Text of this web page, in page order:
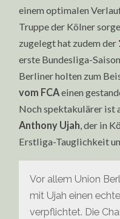
einem optimalen
Truppe der Kölner
zugelegt hat zudem der
erste Bundesliga-
Berliner holten zum
vom FCAeinen
Noch spektakulärer ist
Anthony Ujah, der in
Erstliga-Tauglichkeit
Vor allem Union
mit Ujah einen
verpflichtet. Die